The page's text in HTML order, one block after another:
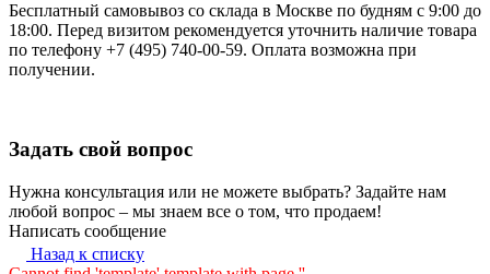
Бесплатный самовывоз со склада в Москве по будням с 9:00 до
18:00. Перед визитом рекомендуется уточнить наличие товара
по телефону +7 (495) 740-00-59. Оплата возможна при
получении.
Задать свой вопрос
Нужна консультация или не можете выбрать? Задайте нам
любой вопрос – мы знаем все о том, что продаем!
Написать сообщение
Назад к списку